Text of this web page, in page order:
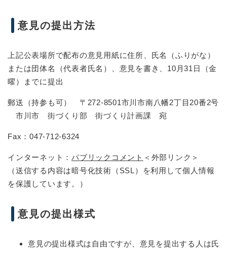
意見の提出方法
上記公表場所で配布の意見用紙に住所、氏名（ふりがな）
または団体名（代表者氏名）、意見を書き、10月31日（金
曜）までに提出
郵送（持参も可） 〒272-8501市川市南八幡2丁目20番2号
市川市 街づくり部 街づくり計画課 宛
Fax：047-712-6324
インターネット： パブリックコメント ＜外部リンク＞
（送信する内容は暗号化技術（SSL）を利用して個人情報
を保護しています。）
意見の提出様式
意見の提出様式は自由ですが、意見を提出する人は氏